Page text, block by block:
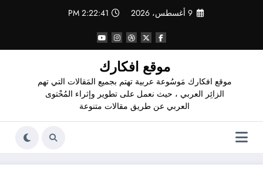
9 أغسطس، 2026 2:22:42 PM
موقع افكارك
موقع افكارك مَوسُوعة عربية تهتم بجميع المَقالات التي تهم
الزائِر العربي ، حيث نعمل على تطوير وإثراء المُحْتوى
العربي عن طريق مقالات متنوعة